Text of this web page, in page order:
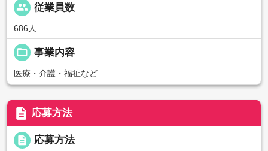
people 従業員数
686人
folder_open 事業内容
医療・介護・福祉など
description 応募方法
description 応募方法